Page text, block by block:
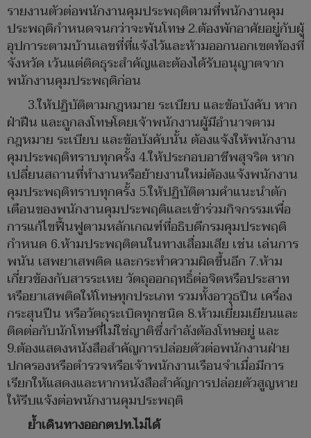
รายงานตัวต่อพนักงานคุมประพฤติตามที่พนักงานคุม
ประพฤติกำหนดจนกว่าจะพ้นโทษ 2.ต้องพักอาศัยอยู่กับผู้
อุปการะตามบ้านเลขที่ที่แจ้งไว้และห้ามออกนอกเขตท้องที่
จังหวัด เว้นแต่ติดธุระสำคัญและต้องได้รับอนุญาตจาก
พนักงานคุมประพฤติก่อน
3.ให้ปฏิบัติตามกฎหมาย ระเบียบ และข้อบังคับ หาก
ฝ่าฝืน และถูกลงโทษโดยเจ้าพนักงานผู้มีอำนาจตาม
กฎหมาย ระเบียบ และข้อบังคับนั้น ต้องแจ้งให้พนักงาน
คุมประพฤติทราบทุกครั้ง 4.ให้ประกอบอาชีพสุจริต หาก
เปลี่ยนสถานที่ทำงานหรือย้ายงานใหม่ต้องแจ้งพนักงาน
คุมประพฤติทราบทุกครั้ง 5.ให้ปฏิบัติตามคำแนะนำตัก
เตือนของพนักงานคุมประพฤติและเข้าร่วมกิจกรรมเพื่อ
การแก้ไขฟื้นฟูตามหลักเกณฑ์ที่อธิบดีกรมคุมประพฤติ
กำหนด 6.ห้ามประพฤติตนในทางเสื่อมเสีย เช่น เล่นการ
พนัน เสพยาเสพติด และกระทำความผิดขึ้นอีก 7.ห้าม
เกี่ยวข้องกับสารระเหย วัตถุออกฤทธิ์ต่อจิตหรือประสาท
หรือยาเสพติดให้โทษทุกประเภท รวมทั้งอาวุธปืน เครื่อง
กระสุนปืน หรือวัตถุระเบิดทุกชนิด 8.ห้ามเยี่ยมเยียนและ
ติดต่อกับนักโทษที่ไม่ใช่ญาติซึ่งกำลังต้องโทษอยู่ และ
9.ต้องแสดงหนังสือสำคัญการปล่อยตัวต่อพนักงานฝ่าย
ปกครองหรือตำรวจหรือเจ้าพนักงานเรือนจำเมื่อมีการ
เรียกให้แสดงและหากหนังสือสำคัญการปล่อยตัวสูญหาย
ให้รีบแจ้งต่อพนักงานคุมประพฤติ
ย้ำเดินทางออกตปท.ไม่ได้